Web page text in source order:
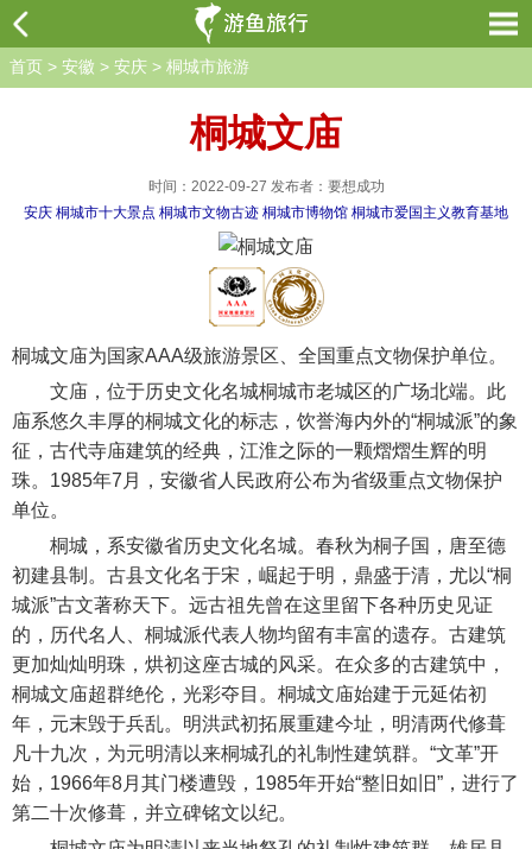
首页 > 安徽 > 安庆 > 桐城市旅游
桐城文庙
时间：2022-09-27 发布者：要想成功
安庆 桐城市十大景点 桐城市文物古迹 桐城市博物馆 桐城市爱国主义教育基地
桐城文庙为国家AAA级旅游景区、全国重点文物保护单位。
文庙，位于历史文化名城桐城市老城区的广场北端。此
庙系悠久丰厚的桐城文化的标志，饮誉海内外的“桐城派”的象
征，古代寺庙建筑的经典，江淮之际的一颗熠熠生辉的明
珠。1985年7月，安徽省人民政府公布为省级重点文物保护
单位。
桐城，系安徽省历史文化名城。春秋为桐子国，唐至德
初建县制。古县文化名于宋，崛起于明，鼎盛于清，尤以“桐
城派”古文著称天下。远古祖先曾在这里留下各种历史见证
的，历代名人、桐城派代表人物均留有丰富的遗存。古建筑
更加灿灿明珠，烘初这座古城的风采。在众多的古建筑中，
桐城文庙超群绝伦，光彩夺目。桐城文庙始建于元延佑初
年，元末毁于兵乱。明洪武初拓展重建今址，明清两代修葺
凡十九次，为元明清以来桐城孔的礼制性建筑群。“文革”开
始，1966年8月其门楼遭毁，1985年开始“整旧如旧”，进行了
第二十次修葺，并立碑铭文以纪。